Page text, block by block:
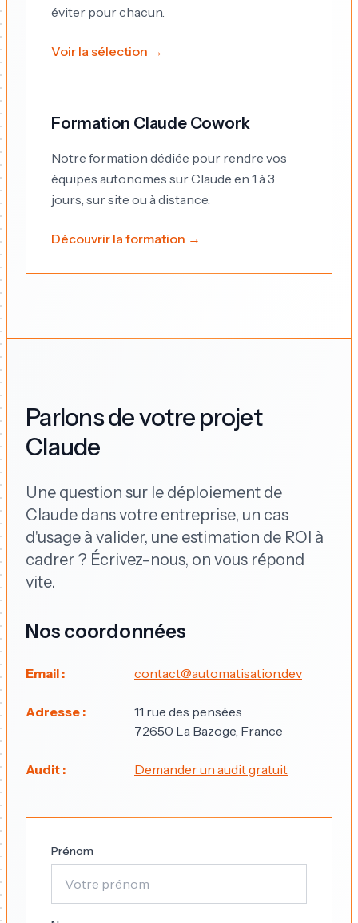
éviter pour chacun.
Voir la sélection →
Formation Claude Cowork
Notre formation dédiée pour rendre vos
équipes autonomes sur Claude en 1 à 3
jours, sur site ou à distance.
Découvrir la formation →
Parlons de votre projet
Claude
Une question sur le déploiement de
Claude dans votre entreprise, un cas
d'usage à valider, une estimation de ROI à
cadrer ? Écrivez-nous, on vous répond
vite.
Nos coordonnées
Email : contact@automatisation.dev
Adresse :
11 rue des pensées
72650 La Bazoge, France
Audit : Demander un audit gratuit
Prénom